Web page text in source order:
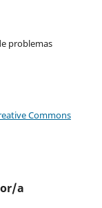
problemas
Commons
a